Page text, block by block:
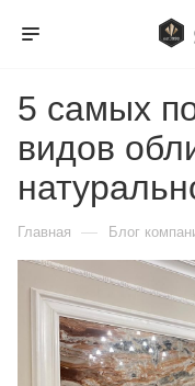
5 самых
видов
Главная — Блог